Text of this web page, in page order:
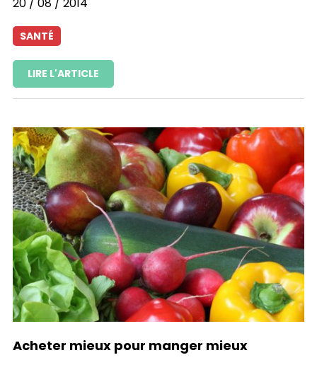
20 / 08 / 2014
SANTÉ
LIRE L'ARTICLE
Acheter mieux pour manger mieux